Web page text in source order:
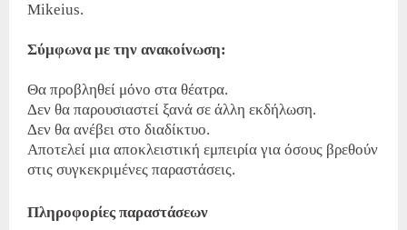
Mikeius.
Σύμφωνα με την ανακοίνωση:
Θα προβληθεί μόνο στα θέατρα.
Δεν θα παρουσιαστεί ξανά σε άλλη εκδήλωση.
Δεν θα ανέβει στο διαδίκτυο.
Αποτελεί μια αποκλειστική εμπειρία για όσους βρεθούν
στις συγκεκριμένες παραστάσεις.
Πληροφορίες παραστάσεων